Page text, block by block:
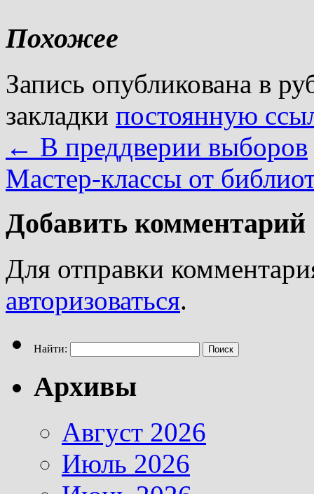
Похожее
Запись опубликована в
закладки постоянную
← В преддверии выборов
Мастер-классы от
Добавить комментарий
Для отправки
авторизоваться.
Найти:
Архивы
Август 2026
Июль 2026